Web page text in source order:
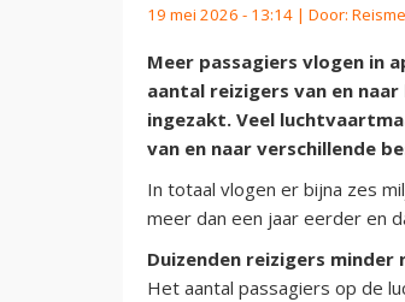
19 mei 2026 - 13:14 | Door:
Meer passagiers vlogen in
aantal reizigers van en
ingezakt. Veel
van en naar verschillende
In totaal vlogen er bijna zes
meer dan een jaar eerder en
Duizenden reizigers minder
Het aantal passagiers op de